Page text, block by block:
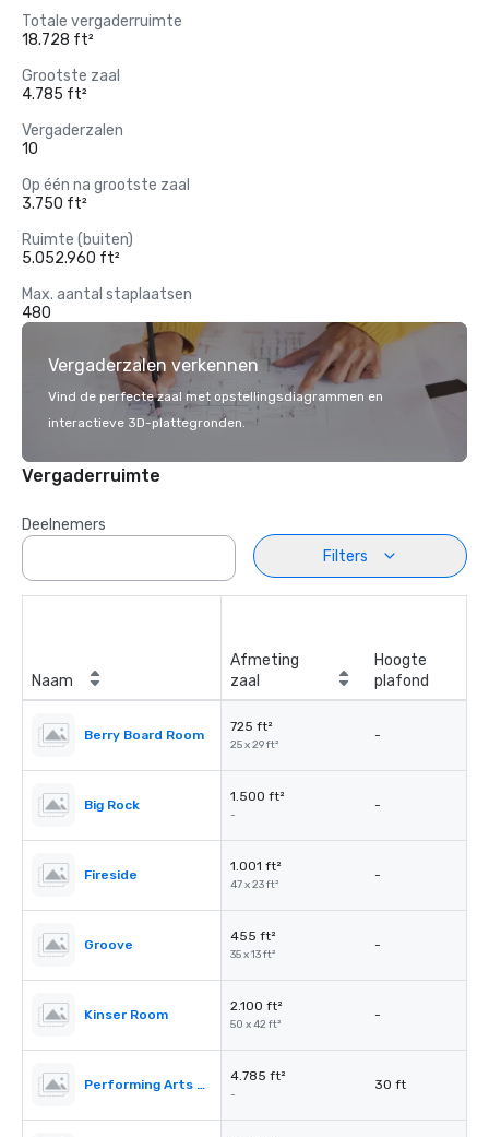
Totale vergaderruimte
18.728 ft²
Grootste zaal
4.785 ft²
Vergaderzalen
10
Op één na grootste zaal
3.750 ft²
Ruimte (buiten)
5.052.960 ft²
Max. aantal staplaatsen
480
Vergaderzalen verkennen
Vind de perfecte zaal met opstellingsdiagrammen en
interactieve 3D-plattegronden.
Vergaderruimte
Deelnemers
Filters
Naam
Afmeting
zaal
Hoogte
plafond
Berry Board Room
725 ft²
25 x 29 ft²
-
Big Rock
1.500 ft²
-
-
Fireside
1.001 ft²
47 x 23 ft²
-
Groove
455 ft²
35 x 13 ft²
-
Kinser Room
2.100 ft²
50 x 42 ft²
-
Performing Arts Center (PAC)
4.785 ft²
-
30 ft